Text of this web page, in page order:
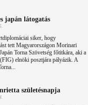
japán látogatás
siker, hogy
tett Magyarországon Morinari
Torna Szövetség főtitkára, aki a
elnöki posztjára pályázik. A
születésnapja